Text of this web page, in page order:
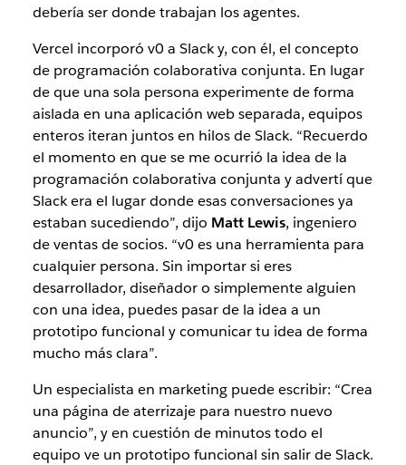
debería ser donde trabajan los agentes.
Vercel incorporó v0 a Slack y, con él, el concepto
de programación colaborativa conjunta. En lugar
de que una sola persona experimente de forma
aislada en una aplicación web separada, equipos
enteros iteran juntos en hilos de Slack. “Recuerdo
el momento en que se me ocurrió la idea de la
programación colaborativa conjunta y advertí que
Slack era el lugar donde esas conversaciones ya
estaban sucediendo”, dijo Matt Lewis, ingeniero
de ventas de socios. “v0 es una herramienta para
cualquier persona. Sin importar si eres
desarrollador, diseñador o simplemente alguien
con una idea, puedes pasar de la idea a un
prototipo funcional y comunicar tu idea de forma
mucho más clara”.
Un especialista en marketing puede escribir: “Crea
una página de aterrizaje para nuestro nuevo
anuncio”, y en cuestión de minutos todo el
equipo ve un prototipo funcional sin salir de Slack.